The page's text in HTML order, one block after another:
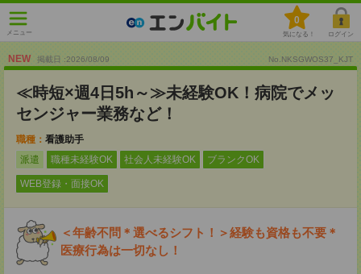
メニュー
0
気になる！ ログイン
NEW 掲載日 :2026/08/09 No.NKSGWOS37_KJT
≪時短×週4日5h～≫未経験OK！病院でメッ
センジャー業務など！
職種： 看護助手
派遣
職種未経験OK 社会人未経験OK ブランクOK
WEB登録・面接OK
＜年齢不問＊選べるシフト！＞経験も資格も不要＊
医療行為は一切なし！